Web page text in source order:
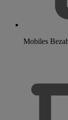
Mobiles